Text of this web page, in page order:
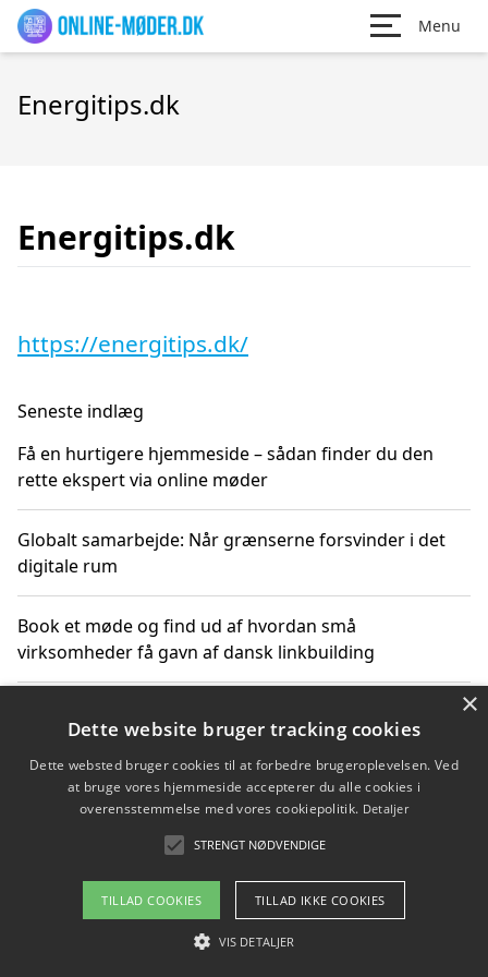
Menu
Energitips.dk
Energitips.dk
https://energitips.dk/
Seneste indlæg
Få en hurtigere hjemmeside – sådan finder du den
rette ekspert via online møder
Globalt samarbejde: Når grænserne forsvinder i det
digitale rum
Book et møde og find ud af hvordan små
virksomheder få gavn af dansk linkbuilding
får du indgår et samarbejde
Hold et møde med en WordPress ekspert og vælg den
mest professionelle til at vedligeholde din løsning
Copyright 2026 - Pilanto Aps
Om / kontakt
×
Dette website bruger tracking cookies
Dette websted bruger cookies til at forbedre brugeroplevelsen. Ved
at bruge vores hjemmeside accepterer du alle cookies i
overensstemmelse med vores cookiepolitik. Detaljer
STRENGT NØDVENDIGE
TILLAD COOKIES TILLAD IKKE COOKIES
VIS DETALJER